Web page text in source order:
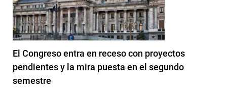
El Congreso entra en receso con proyectos
pendientes y la mira puesta en el segundo
semestre